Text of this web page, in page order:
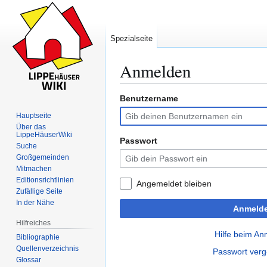
Anmelden
Zur
Navigation
springen
Zur
Suche
springen
Benutzername
Passwort
Angemeldet bleiben
Hilfe beim
Passwort
Spezialseite
Hauptseite
Über das
LippeHäuserWiki
Suche
Großgemeinden
Mitmachen
Editionsrichtlinien
Zufällige Seite
In der Nähe
Hilfreiches
Bibliographie
Quellenverzeichnis
Glossar